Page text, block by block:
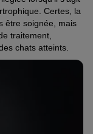
Certes, la
être soignée, mais
traitement,
chats atteints.